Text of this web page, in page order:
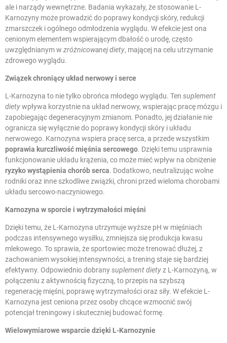
ale i narządy wewnętrzne. Badania wykazały, że stosowanie L-
Karnozyny może prowadzić do poprawy kondycji skóry, redukcji
zmarszczek i ogólnego odmłodzenia wyglądu. W efekcie jest ona
cenionym elementem wspierającym dbałość o urodę, często
uwzględnianym w zróżnicowanej diety, mającej na celu utrzymanie
zdrowego wyglądu.
Związek chroniący układ nerwowy i serce
L-Karnozyna to nie tylko obrońca młodego wyglądu. Ten suplement
dietywpływa korzystnie na układ nerwowy, wspierając pracę mózgu i
zapobiegając degeneracyjnym zmianom. Ponadto, jej działanie nie
ogranicza się wyłącznie do poprawy kondycji skóry i układu
nerwowego. Karnozyna wspiera pracę serca, a przede wszystkim
poprawia kurczliwość mięśnia sercowego. Dzięki temu usprawnia
funkcjonowanie układu krążenia, co może mieć wpływ na obniżenie
ryzyko wystąpienia chorób serca. Dodatkowo, neutralizując wolne
rodniki oraz inne szkodliwe związki, chroni przed wieloma chorobami
układu sercowo-naczyniowego.
Karnozyna w sporcie i wytrzymałości mięśni
Dzięki temu, że L-Karnozyna utrzymuje wyższe pH w mięśniach
podczas intensywnego wysiłku, zmniejsza się produkcja kwasu
mlekowego. To sprawia, że sportowiec może trenować dłużej, z
zachowaniem wysokiej intensywności, a trening staje się bardziej
efektywny. Odpowiednio dobranysuplement dietyz L-Karnozyną, w
połączeniu z aktywnością fizyczną, to przepis na szybszą
regenerację mięśni, poprawę wytrzymałości oraz siły. W efekcie L-
Karnozyna jest ceniona przez osoby chcące wzmocnić swój
potencjał treningowy i skuteczniej budować formę.
Wielowymiarowe wsparcie dzięki L-Karnozynie